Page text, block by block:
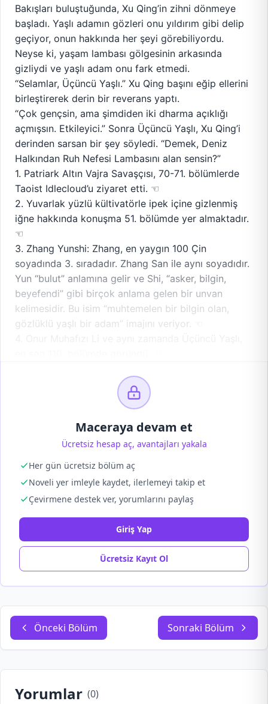
Bakışları buluştuğunda, Xu Qing’in zihni dönmeye
başladı. Yaşlı adamın gözleri onu yıldırım gibi delip
geçiyor, onun hakkında her şeyi görebiliyordu.
Neyse ki, yaşam lambası gölgesinin arkasında
gizliydi ve yaşlı adam onu fark etmedi.
“Selamlar, Üçüncü Yaşlı.” Xu Qing başını eğip ellerini
birleştirerek derin bir reverans yaptı.
“Çok gençsin, ama şimdiden iki dharma açıklığı
açmışsın. Etkileyici.” Sonra Üçüncü Yaşlı, Xu Qing’i
derinden sarsan bir şey söyledi. “Demek, Deniz
Halkından Ruh Nefesi Lambasını alan sensin?”
1. Patriark Altın Vajra Savaşçısı, 70-71. bölümlerde
Taoist Idlecloud’u ziyaret etti. ☜
2. Yuvarlak yüzlü kültivatörle ipek içine gizlenmiş
iğne hakkında konuşma 51. bölümde yer almaktadır.
☜
3. Zhang Yunshi: Zhang, en yaygın 100 Çin
soyadında 3. sıradadır. Zhang San ile aynı soyadıdır.
Yun “bulut” anlamına gelir ve Shi, “asker, bilgin,
beyefendi” gibi birçok anlama gelen bir unvan
kelimesidir. Bu isim “muhtemelen bir bilgin olan,
gözlüklü yaşlı bir adam” imajını veriyor. ☜
Maceraya devam et
Ücretsiz hesap aç, avantajları yakala
Her gün ücretsiz bölüm aç
Noveli yer imleyle kaydet, ilerlemeyi takip et
Çevirmene destek ver, yorumlarını paylaş
Giriş Yap
Ücretsiz Kayıt Ol
Önceki Bölüm Sonraki Bölüm
Yorumlar (0)